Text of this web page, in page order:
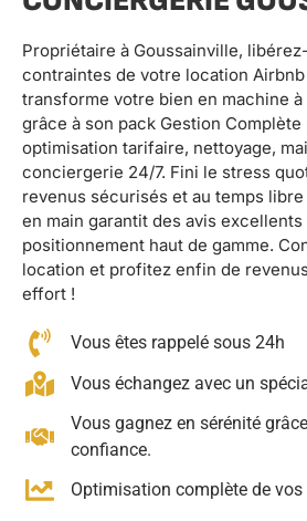
Propriétaire à Goussainville,
contraintes de votre location
transforme votre bien en machine
grâce à son pack Gestion
optimisation tarifaire, nettoyage,
conciergerie 24/7. Fini le stress
revenus sécurisés et au temps
en main garantit des avis excellents
positionnement haut de gamme.
location et profitez enfin de
effort !
Vous êtes rappelé sous 24h
Vous échangez avec un
Vous gagnez en sérénité
confiance.
Optimisation complète de